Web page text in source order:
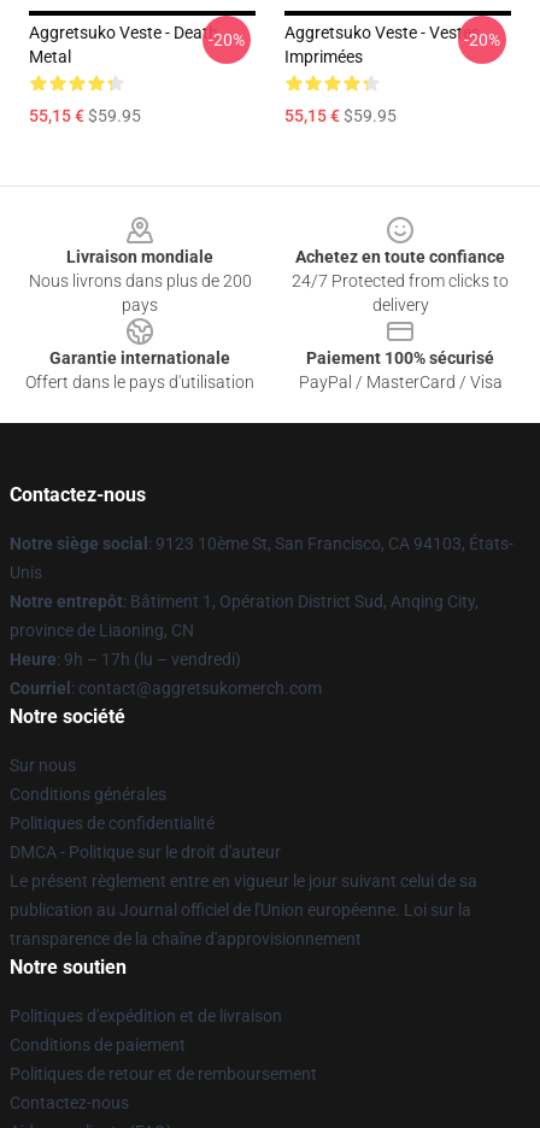
Aggretsuko Veste - Death
Metal
55,15 €$59.95
-20%
Aggretsuko Veste - Vestes
Imprimées
55,15 €$59.95
-20%
Livraison mondiale
Nous livrons dans plus de 200
pays
Achetez en toute confiance
24/7 Protected from clicks to
delivery
Garantie internationale
Offert dans le pays d'utilisation
Paiement 100% sécurisé
PayPal / MasterCard / Visa
Contactez-nous
Notre siège social : 9123 10ème St, San Francisco, CA 94103, États-
Unis
Notre entrepôt: Bâtiment 1, Opération District Sud, Anqing City,
province de Liaoning, CN
Heure: 9h – 17h (lu – vendredi)
Courriel : contact@aggretsukomerch.com
Notre société
Sur nous
Conditions générales
Politiques de confidentialité
DMCA - Politique sur le droit d'auteur
Le présent règlement entre en vigueur le jour suivant celui de sa
publication au Journal officiel de l'Union européenne. Loi sur la
transparence de la chaîne d'approvisionnement
Notre soutien
Politiques d'expédition et de livraison
Conditions de paiement
Politiques de retour et de remboursement
Contactez-nous